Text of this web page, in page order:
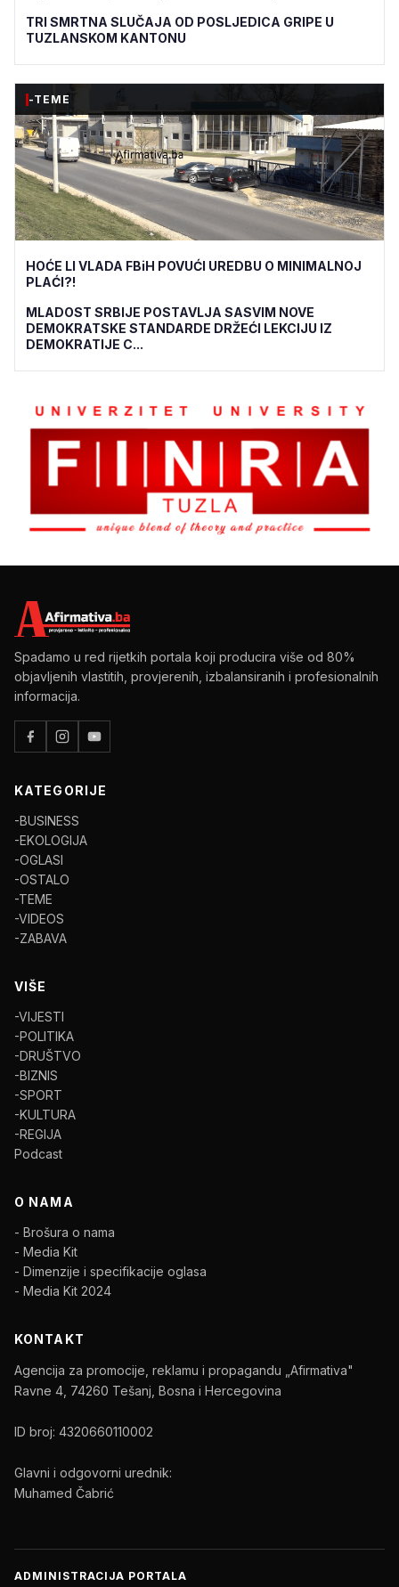
TRI SMRTNA SLUČAJA OD POSLJEDICA GRIPE U
TUZLANSKOM KANTONU
-TEME
HOĆE LI VLADA FBiH POVUĆI UREDBU O MINIMALNOJ
PLAĆI?!
MLADOST SRBIJE POSTAVLJA SASVIM NOVE
DEMOKRATSKE STANDARDE DRŽEĆI LEKCIJU IZ
DEMOKRATIJE C...
Spadamo u red rijetkih portala koji producira više od 80%
objavljenih vlastitih, provjerenih, izbalansiranih i profesionalnih
informacija.
KATEGORIJE
-BUSINESS
-EKOLOGIJA
-OGLASI
-OSTALO
-TEME
-VIDEOS
-ZABAVA
VIŠE
-VIJESTI
-POLITIKA
-DRUŠTVO
-BIZNIS
-SPORT
-KULTURA
-REGIJA
Podcast
O NAMA
- Brošura o nama
- Media Kit
- Dimenzije i specifikacije oglasa
- Media Kit 2024
KONTAKT
Agencija za promocije, reklamu i propagandu „Afirmativa"
Ravne 4, 74260 Tešanj, Bosna i Hercegovina
ID broj: 4320660110002
Glavni i odgovorni urednik:
Muhamed Čabrić
ADMINISTRACIJA PORTALA